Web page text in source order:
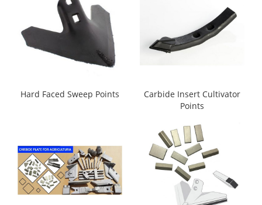
Hard Faced Sweep Points
Carbide Insert Cultivator
Points